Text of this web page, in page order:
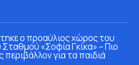
ο προαύλιος χώρος του
«Σοφία Γκίκα» – Πιο
για τα παιδιά